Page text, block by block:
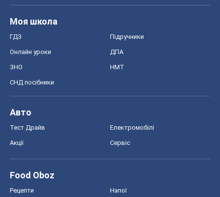
Моя школа
ГДЗ Підручники
Онлайн уроки ДПА
ЗНО НМТ
СНД посібники
Авто
Тест Драйв Електромобілі
Акції Сервіс
Food Oboz
Рецепти Напої